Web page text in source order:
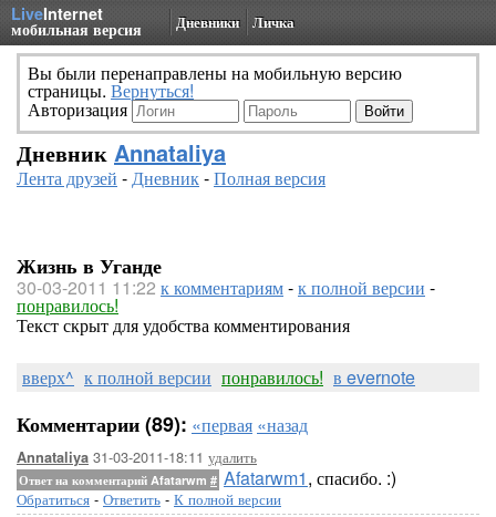
LiveInternet
мобильная версия Дневники Личка
Вы были перенаправлены на мобильную версию
страницы. Вернуться!
Авторизация
Дневник Annataliya
Лента друзей -Дневник-Полная версия
Жизнь в Уганде
30-03-2011 11:22 к комментариям-к полной версии -
понравилось!
Текст скрыт для удобства комментирования
вверх^ к полной версии понравилось! в evernote
Комментарии (89): «первая «назад
Annataliya 31-03-2011-18:11 удалить
Ответ на комментарий Afatarwm # Afatarwm1, спасибо. :)
Обратиться - Ответить - К полной версии